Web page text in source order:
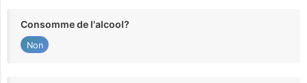
Consomme de l'alcool?
Non